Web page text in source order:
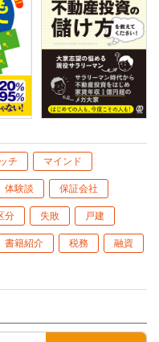
チ マインド
体験談 保証会社
分 失敗 戸建
書籍紹介 税務 融資